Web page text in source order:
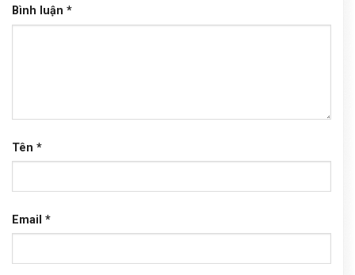
Bình luận *
Tên *
Email *